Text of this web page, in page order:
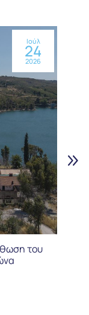
Ιούλ
24
2026
του